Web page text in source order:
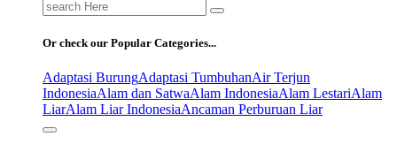
Search
for:
Or check our Popular Categories...
Adaptasi BurungAdaptasi TumbuhanAir Terjun
IndonesiaAlam dan SatwaAlam IndonesiaAlam LestariAlam
LiarAlam Liar IndonesiaAncaman Perburuan Liar